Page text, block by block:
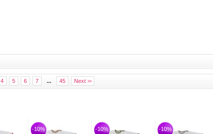
4 5 6 7 ... 45 Next >>
-10%
-10%
-10%